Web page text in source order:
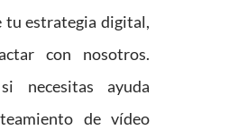
tu estrategia digital,
con nosotros.
necesitas ayuda
de vídeo